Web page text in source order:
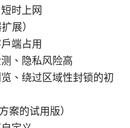
时上网
展）
端占用
、隐私风险高
、绕过区域性封锁的初
案的试用版）